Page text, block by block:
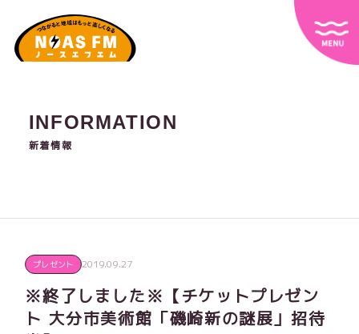
INFORMATION
新着情報
プレゼント 2019.09.27
※終了しました※【チケットプレゼン
ト 大分市美術館「磯崎新の謎展」招待